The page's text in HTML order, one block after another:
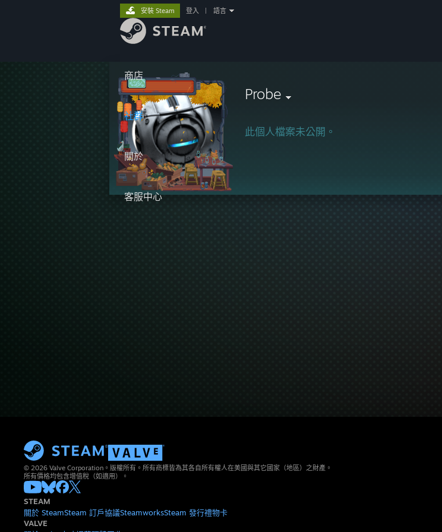
商店
社群
關於
客服中心
安裝 Steam 登入 語言
Probe
此個人檔案未公開。
© 2026 Valve Corporation。版權所有。所有商標皆為其各自所有權人在美國與其它國家（地區）之財產。
所有價格均包含增值稅（如適用）。
STEAM
關於 SteamSteam 訂戶協議SteamworksSteam 發行禮物卡
VALVE